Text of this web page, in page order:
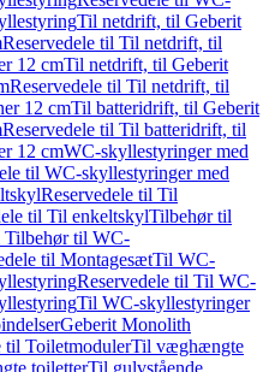
Til netdrift, til Geberit
Reservedele til Til netdrift, til
12 cmTil netdrift, til Geberit
Reservedele til Til netdrift, til
12 cmTil batteridrift, til Geberit
Reservedele til Til batteridrift, til
12 cmWC-skyllestyringer med
til WC-skyllestyringer med
Reservedele til Til
til Til enkeltskylTilbehør til
Tilbehør til WC-
til MontagesætTil WC-
Reservedele til Til WC-
Til WC-skyllestyringer
Geberit Monolith
til ToiletmodulerTil væghængte
toiletterTil gulvstående